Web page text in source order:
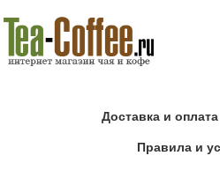
Доставка и оплата
Правила и